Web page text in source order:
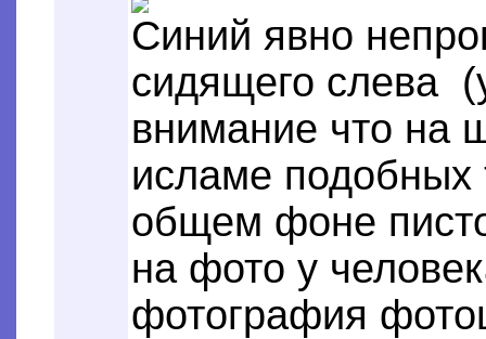
Синий явно
сидящего слева
внимание что на
исламе
общем фоне
на фото у
фотография